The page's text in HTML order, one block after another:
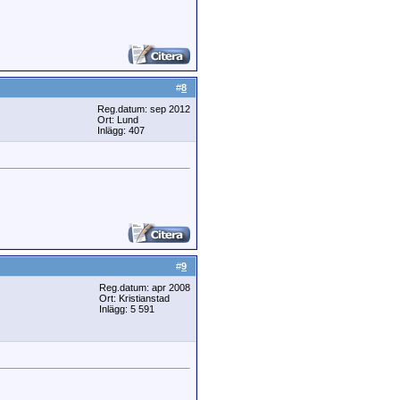
#8
Reg.datum: sep 2012
Ort: Lund
Inlägg: 407
#9
Reg.datum: apr 2008
Ort: Kristianstad
Inlägg: 5 591